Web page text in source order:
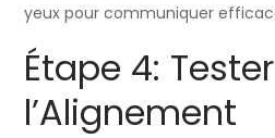
yeux pour communiquer
Étape 4: Tester
l’Alignement